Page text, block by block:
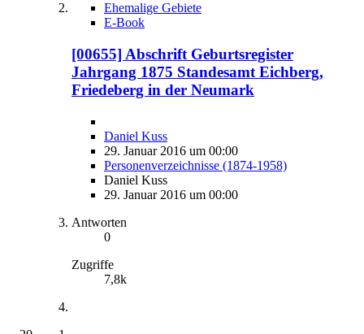
Ehemalige Gebiete
E-Book
[00655] Abschrift Geburtsregister
Jahrgang 1875 Standesamt Eichberg,
Friedeberg in der Neumark
Daniel Kuss
29. Januar 2016 um 00:00
Personenverzeichnisse (1874-1958)
Daniel Kuss
29. Januar 2016 um 00:00
Antworten
0
Zugriffe
7,8k